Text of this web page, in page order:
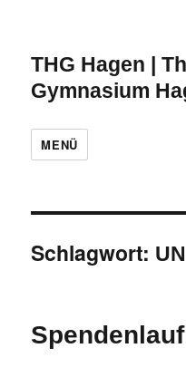
THG Hagen |
Gymnasium
MENÜ
Schlagwort: